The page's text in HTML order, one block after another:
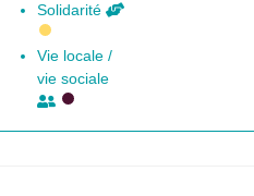
Solidarité
Vie locale /
vie sociale